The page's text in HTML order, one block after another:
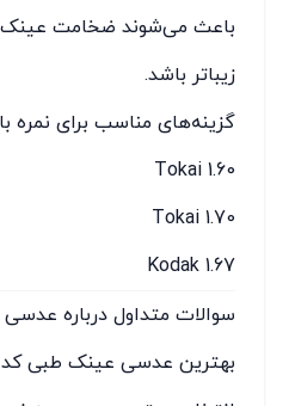
باعث می‌شوند ضخامت
زیباتر باشد.
گزینه‌های مناسب برای نمره
Tokai 1.60
Tokai 1.70
Kodak 1.67
سوالات متداول درباره
بهترین عدسی عینک طبی